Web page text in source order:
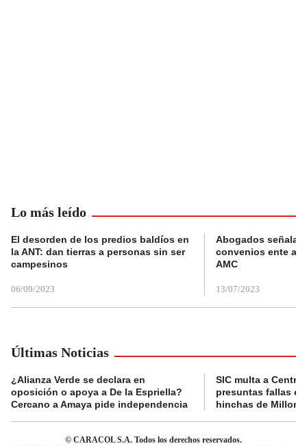
Lo más leído
El desorden de los predios baldíos en
la ANT: dan tierras a personas sin ser
campesinos
06/09/2023
Abogados
convenios ente
AMC
13/07/2023
Últimas Noticias
¿Alianza Verde se declara en
oposición o apoya a De la Espriella?
Cercano a Amaya pide independencia
SIC multa a
presuntas fallas
hinchas de
© CARACOL S.A. Todos los derechos reservados.